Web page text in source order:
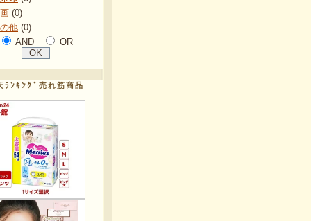
(0)
他 (0)
AND
OR
ﾗﾝｷﾝｸﾞ売れ筋商品